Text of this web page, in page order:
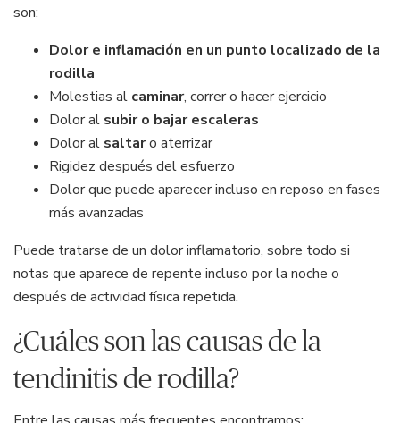
son:
Dolor e inflamación en un punto localizado de la
rodilla
Molestias al caminar, correr o hacer ejercicio
Dolor al subir o bajar escaleras
Dolor al saltaro aterrizar
Rigidez después del esfuerzo
Dolor que puede aparecer incluso en reposo en fases
más avanzadas
Puede tratarse de un dolor inflamatorio, sobre todo si
notas que aparece de repente incluso por la noche o
después de actividad física repetida.
¿Cuáles son las causas de la
tendinitis de rodilla?